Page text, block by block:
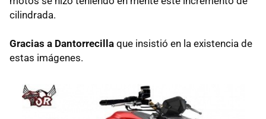
cilindrada.
Gracias a Dantorrecilla que insistió en la existencia de
estas imágenes.